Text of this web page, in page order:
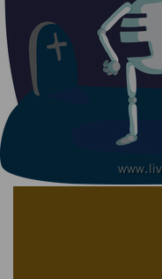
375
向日葵透明素材